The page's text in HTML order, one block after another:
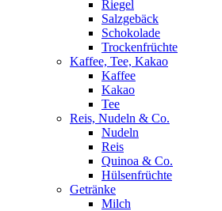
Riegel
Salzgebäck
Schokolade
Trockenfrüchte
Kaffee, Tee, Kakao
Kaffee
Kakao
Tee
Reis, Nudeln & Co.
Nudeln
Reis
Quinoa & Co.
Hülsenfrüchte
Getränke
Milch